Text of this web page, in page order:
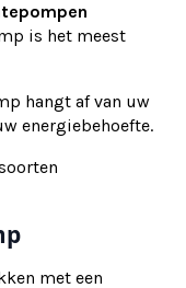
is het meest
hangt af van uw
energiebehoefte.
met een